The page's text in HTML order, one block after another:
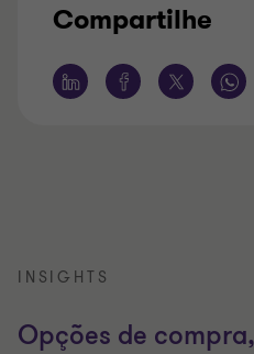
Compartilhe
INSIGHTS
Opções de